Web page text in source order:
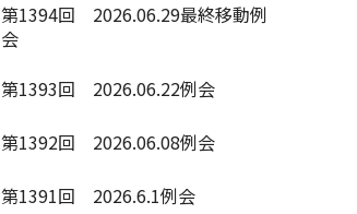
第1394回 2026.06.29最終移動例
会
第1393回 2026.06.22例会
第1392回 2026.06.08例会
第1391回 2026.6.1例会